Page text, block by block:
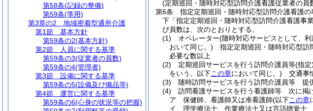
(定期巡回・随時対応型訪問介護看護従業者の員
第6条
指定定期巡回・随時対応型訪問介護看護
下「指定定期巡回・随時対応型訪問介護看護事
び員数は、次のとおりとする。
(1)
オペレーター(随時対応サービスとして、
おいて同じ。) 指定定期巡回・随時対応型訪
必要な数以上
(2)
定期巡回サービスを行う訪問介護員等(指定
をいう。以下この章において同じ。) 交通事
(3)
随時訪問サービスを行う訪問介護員等 提
(4)
訪問看護サービスを行う看護師等 次に掲
ア
保健師、看護師又は准看護師(以下この章
イ
理学療法士、作業療法士又は言語聴覚士
第58条(記録の整備)
第59条(準用)
第3章の2
地域密着型通所介護
第1節
基本方針
第59条の2(基本方針)
第2節
人員に関する基準
第59条の3(従業者の員数)
第59条の4(管理者)
第3節
設備に関する基準
第59条の5(設備及び備品等)
第4節
運営に関する基準
第59条の6(心身の状況等の把握)